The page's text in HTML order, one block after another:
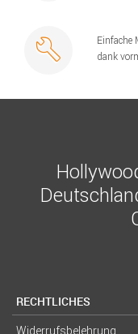
Einfache
dank
RECHTLICHES
Widerrufsbelehrung